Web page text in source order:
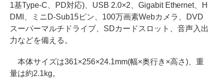
1基Type-C、PD対応)、USB 2.0×2、Gigabit Ethernet、H
DMI、ミニD-Sub15ピン、100万画素Webカメラ、DVD
スーパーマルチドライブ、SDカードスロット、音声入出
力などを備える。
本体サイズは361×256×24.1mm(幅×奥行き×高さ)、重
量は約2.1kg。